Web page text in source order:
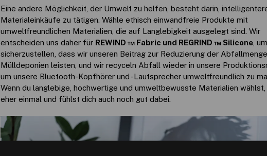
Eine andere Möglichkeit, der Umwelt zu helfen, besteht darin,
Materialeinkäufe zu tätigen. Wähle ethisch einwandfreie Produkte mit
umweltfreundlichen Materialien, die auf Langlebigkeit ausgelegt sind. Wir
entscheiden uns daher für REWIND ™ Fabric und REGRIND ™ Silicone, um
sicherzustellen, dass wir unseren Beitrag zur Reduzierung der
Mülldeponien leisten, und wir recyceln Abfall wieder in unsere
um unsere Bluetooth-Kopfhörer und -Lautsprecher umweltfreundlich zu
Wenn du langlebige, hochwertige und umweltbewusste Materialien
eher einmal und fühlst dich auch noch gut dabei.